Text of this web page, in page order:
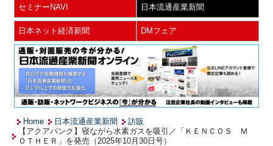
セミナーNAVI 日本流通産業新聞
日本ネット経済新聞 DMフェア
Home 日本流通産業新聞
訪販
【アクアバンク】寝ながら水素ガスを吸引／「ＫＥＮＣＯＳ Ｍ
ＯＴＨＥＲ」を発売（2025年10月30日号）